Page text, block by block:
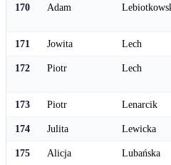
170 Adam
171 Jowita Lech
172 Piotr Lech
173 Piotr Lenarcik
174 Julita Lewicka
175 Alicja Lubańska